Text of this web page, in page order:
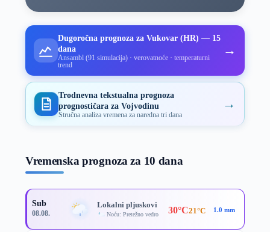
Dugoročna prognoza za Vukovar (HR) — 15
dana
Ansambl (91 simulacija) · verovatnoće · temperaturni
trend
→
Trodnevna tekstualna prognoza
prognostičara za Vojvodinu
Stručna analiza vremena za naredna tri dana
→
Vremenska prognoza za 10 dana
Sub
08.08.
Lokalni pljuskovi
Noću: Pretežno vedro 30°C21°C 1.0 mm